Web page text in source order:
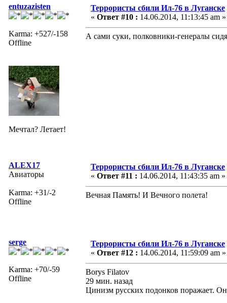
entuzazisten
Karma: +527/-158
Offline
Мечтал? Летает!
Террористы сбили Ил-76 в Луганске
« Ответ #10 : 14.06.2014, 11:13:45 am »
А сами суки, полковники-генералы
ALEX17
Авиаторы
Karma: +31/-2
Offline
Террористы сбили Ил-76 в Луганске
« Ответ #11 : 14.06.2014, 11:43:35 am »
Вечная Память! И Вечного полета!
serge
Karma: +70/-59
Offline
Террористы сбили Ил-76 в Луганске
« Ответ #12 : 14.06.2014, 11:59:09 am »
Borys Filatov
29 мин. назад
Цинизм русских подонков поражает.